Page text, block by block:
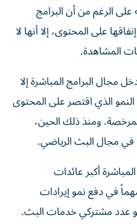
الرغم من أن البرامج
أكثر من 5% من إنفاقها على المحتوى، إلا أنها لا
مجال البرامج المباشرة إلا
من النمو الذي اقتصر على المحتوى
ومنذ ذلك الحين،
في مجال البث الرياضي.
أكبر عائدات
في دفع نمو إيرادات
عدد مشتركي خدمات البث.